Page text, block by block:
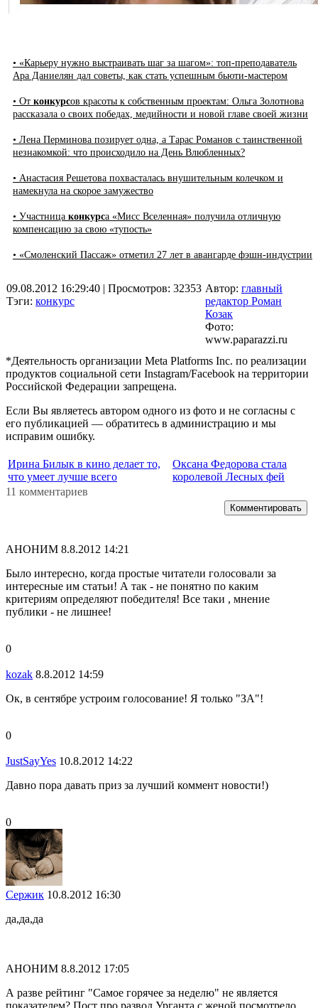
• «Карьеру нужно выстраивать шаг за шагом»: топ-преподаватель
Ара Даниелян дал советы, как стать успешным бьюти-мастером
• От конкурсов красоты к собственным проектам: Ольга Золотнова
рассказала о своих победах, медийности и новой главе своей жизни
• Лена Перминова позирует одна, а Тарас Романов с таинственной
незнакомкой: что происходило на День Влюбленных?
• Анастасия Решетова похвасталась внушительным колечком и
намекнула на скорое замужество
• Участница конкурса «Мисс Вселенная» получила отличную
компенсацию за свою «тупость»
• «Смоленский Пассаж» отметил 27 лет в авангарде фэшн-индустрии
09.08.2012 16:29:40 | Просмотров: 32353
Тэги: конкурс
Автор: главный
редактор Роман
Козак
Фото:
www.paparazzi.ru
*Деятельность организации Meta Platforms Inc. по реализации
продуктов социальной сети Instagram/Facebook на территории
Российской Федерации запрещена.
Если Вы являетесь автором одного из фото и не согласны с
его публикацией — обратитесь в администрацию и мы
исправим ошибку.
Ирина Билык в кино делает то,
что умеет лучше всего
Оксана Федорова стала
королевой Лесных фей
11 комментариев
Комментировать
АНОНИМ 8.8.2012 14:21
Было интересно, когда простые читатели голосовали за
интересные им статьи! А так - не понятно по каким
критериям определяют победителя! Все таки , мнение
публики - не лишнее!
0
kozak 8.8.2012 14:59
Ок, в сентябре устроим голосование! Я только "ЗА"!
0
JustSayYes 10.8.2012 14:22
Давно пора давать приз за лучший коммент новости!)
0
Сержик 10.8.2012 16:30
да,да,да
АНОНИМ 8.8.2012 17:05
А разве рейтинг "Самое горячее за неделю" не является
показателем? Пост про развод Урганта с женой посмотрело